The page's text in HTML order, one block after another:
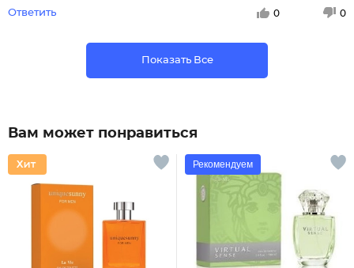
Ответить 0 0
Показать Все
Вам может понравиться
Рекомендуем